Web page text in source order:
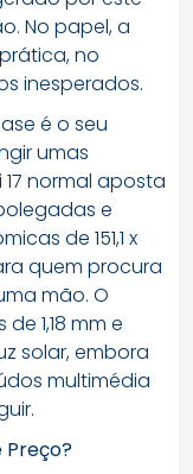
No papel, a
no
inesperados.
é o seu
umas
normal aposta
e
de 151,1 x
quem procura
mão. O
1,18 mm e
solar, embora
multimédia
Preço?